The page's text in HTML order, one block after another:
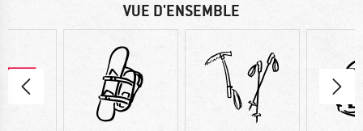
VUE D'ENSEMBLE